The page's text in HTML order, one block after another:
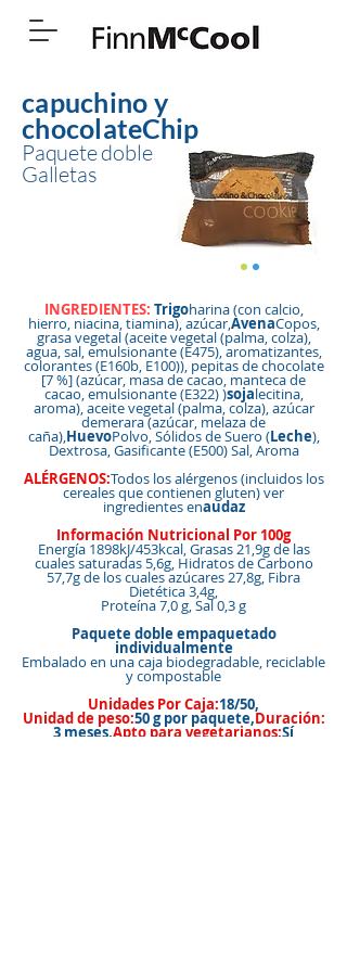
Paquete doble
Galletas
capuchino y
chocolateChip
INGREDIENTES: Trigoharina (con calcio,
hierro, niacina, tiamina), azúcar,AvenaCopos,
grasa vegetal (aceite vegetal (palma, colza),
agua, sal, emulsionante (E475), aromatizantes,
colorantes (E160b, E100)), pepitas de chocolate
[7 %] (azúcar, masa de cacao, manteca de
cacao, emulsionante (E322) )sojalecitina,
aroma), aceite vegetal (palma, colza), azúcar
demerara (azúcar, melaza de
caña),HuevoPolvo, Sólidos de Suero (Leche),
Dextrosa, Gasificante (E500) Sal, Aroma
ALÉRGENOS:Todos los alérgenos (incluidos los
cereales que contienen gluten) ver
ingredientes enaudaz
Información Nutricional Por 100g
Energía 1898kJ/453kcal, Grasas 21,9g de las
cuales saturadas 5,6g, Hidratos de Carbono
57,7g de los cuales azúcares 27,8g, Fibra
Dietética 3,4g,
Proteína 7,0 g, Sal 0,3 g
Paquete doble empaquetado
individualmente
Embalado en una caja biodegradable, reciclable
y compostable
Unidades Por Caja:18/50,
Unidad de peso:50 g por paquete,Duración:
3 meses,Apto para vegetarianos:Sí